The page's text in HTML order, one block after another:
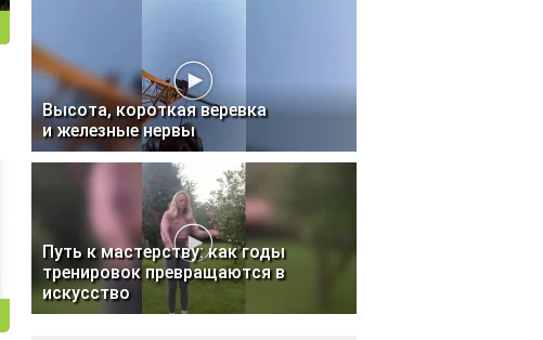
Высота, короткая веревка
и железные нервы
Путь к мастерству: как годы
тренировок превращаются в
искусство